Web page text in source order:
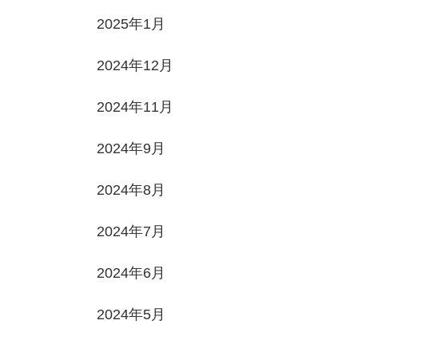
2025年1月
2024年12月
2024年11月
2024年9月
2024年8月
2024年7月
2024年6月
2024年5月